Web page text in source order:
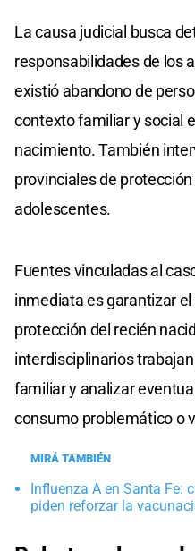
La causa judicial busca
responsabilidades de los
existió abandono de
contexto familiar y social
nacimiento. También
provinciales de
adolescentes.
Fuentes vinculadas al
inmediata es garantizar
protección del recién
interdisciplinarios
familiar y analizar
consumo problemático o
MIRÁ TAMBIÉN
Influenza A en Santa Fe:
piden reforzar la